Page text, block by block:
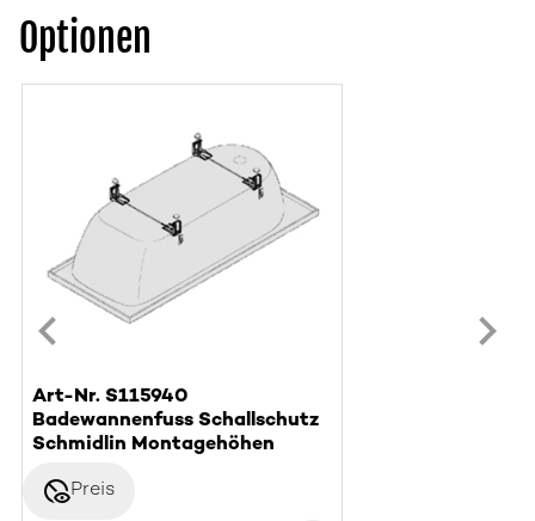
Optionen
Art-Nr. S115940
Badewannenfuss Schallschutz
Schmidlin Montagehöhen
disabled_visiblePreis